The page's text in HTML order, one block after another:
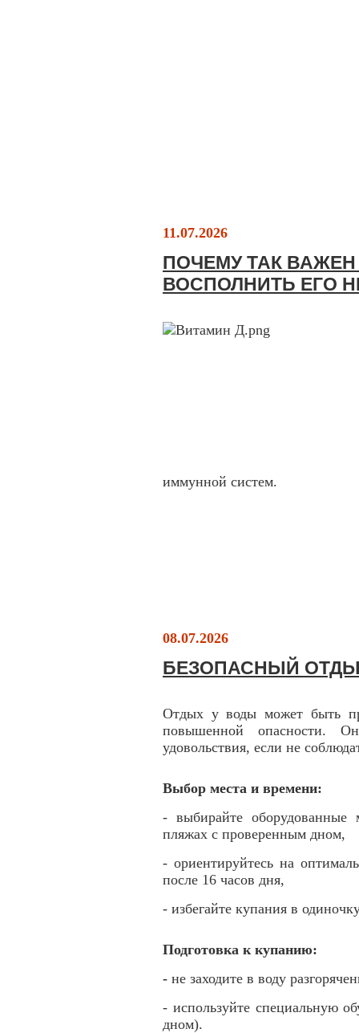
11.07.2026
ПОЧЕМУ ТАК
ВОСПОЛНИТЬ ЕГО
иммунной систем.
08.07.2026
БЕЗОПАСНЫЙ
Отдых у воды может быть
повышенной опасности.
удовольствия, если не
Выбор места и времени:
- выбирайте оборудованные
пляжах с проверенным дном,
- ориентируйтесь на
после 16 часов дня,
- избегайте купания в
Подготовка к купанию:
- не заходите в воду
- используйте специальную
дном).